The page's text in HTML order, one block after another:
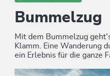
Bummelzug
Mit dem Bummelzug
Klamm. Eine Wanderung
ein Erlebnis für die ganze